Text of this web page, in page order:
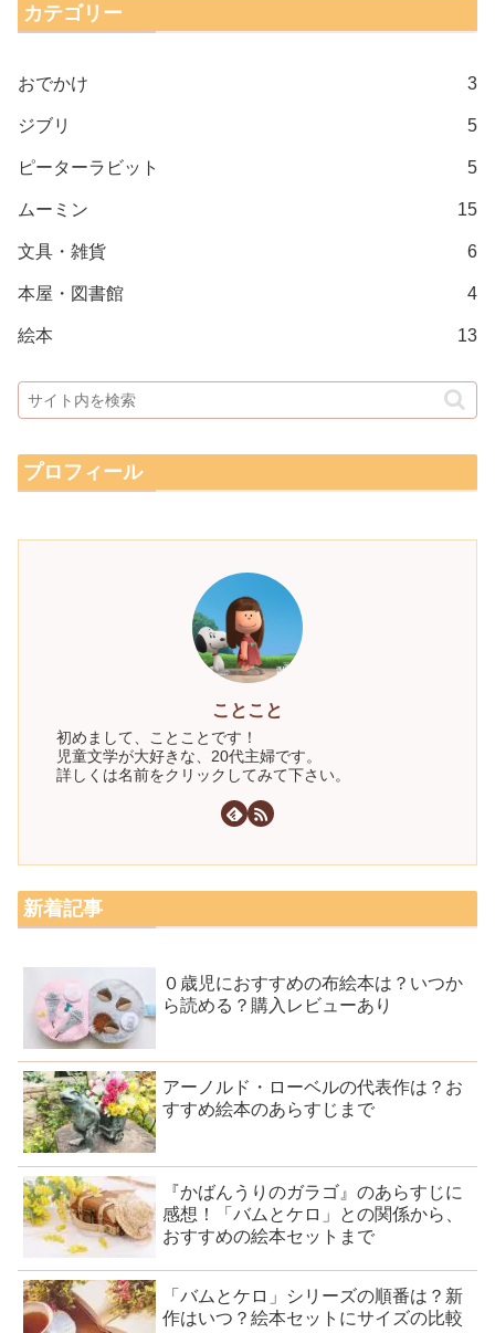
カテゴリー
おでかけ 3
ジブリ 5
ピーターラビット 5
ムーミン 15
文具・雑貨 6
本屋・図書館 4
絵本 13
プロフィール
ことこと
初めまして、ことことです！
児童文学が大好きな、20代主婦です。
詳しくは名前をクリックしてみて下さい。
新着記事
０歳児におすすめの布絵本は？いつか
ら読める？購入レビューあり
アーノルド・ローベルの代表作は？お
すすめ絵本のあらすじまで
『かばんうりのガラゴ』のあらすじに
感想！「バムとケロ」との関係から、
おすすめの絵本セットまで
「バムとケロ」シリーズの順番は？新
作はいつ？絵本セットにサイズの比較